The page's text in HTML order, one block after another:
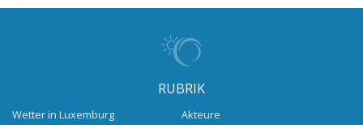
RUBRIK
Wetter in Luxemburg
Akteure